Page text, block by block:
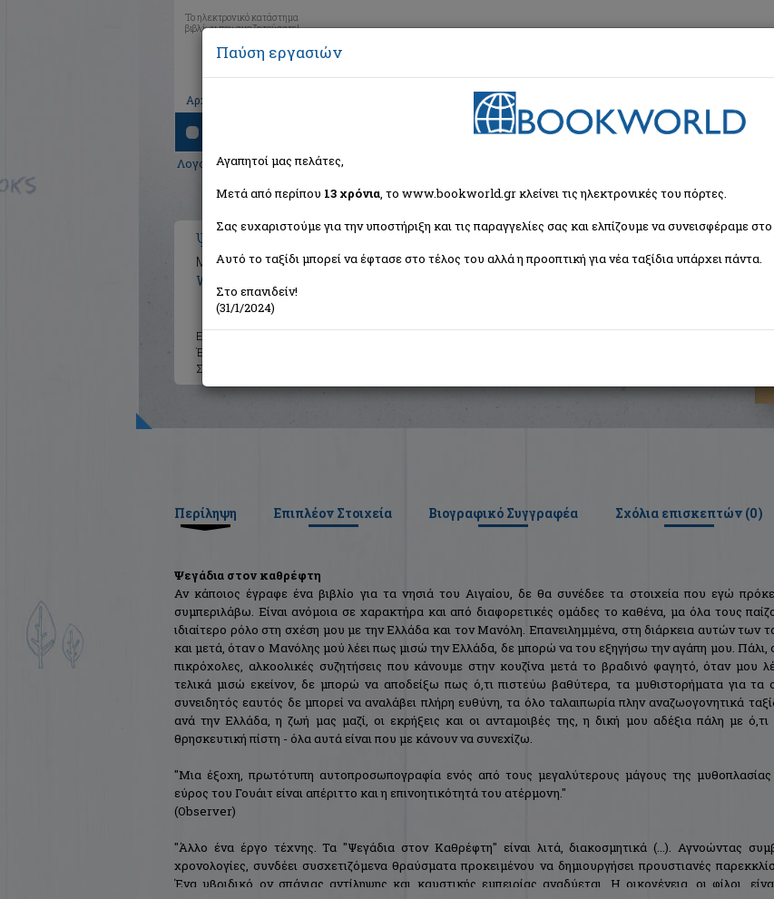
Το ηλεκτρονικό κατάστημα
βιβλίων που αναζητούσατε!
Αρχική
Λογοτεχνία>Μεταφρασμένη λογοτεχνία
Ψεγάδια στον καθρέφτη
Μια αυτοπροσωπογραφία
White Patrick
Εκδότης:
Έτος:
Σελίδες:
Περίληψη Επιπλέον Στοιχεία Βιογραφικό Συγγραφέα Σχόλια επισκεπτών (0)
Ψεγάδια στον καθρέφτη
Αν κάποιος έγραφε ένα βιβλίο για τα νησιά του Αιγαίου, δε θα συνέδεε τα στοιχεία που εγώ
συμπεριλάβω. Είναι ανόμοια σε χαρακτήρα και από διαφορετικές ομάδες το καθένα, μα όλα τους
ιδιαίτερο ρόλο στη σχέση μου με την Ελλάδα και τον Μανόλη. Επανειλημμένα, στη διάρκεια αυτών των
και μετά, όταν ο Μανόλης μού λέει πως μισώ την Ελλάδα, δε μπορώ να του εξηγήσω την αγάπη μου. Πάλι,
πικρόχολες, αλκοολικές συζητήσεις που κάνουμε στην κουζίνα μετά το βραδινό φαγητό, όταν μου
τελικά μισώ εκείνον, δε μπορώ να αποδείξω πως ό,τι πιστεύω βαθύτερα, τα μυθιστορήματα για τα
συνειδητός εαυτός δε μπορεί να αναλάβει πλήρη ευθύνη, τα όλο ταλαιπωρία πλην αναζωογονητικά
ανά την Ελλάδα, η ζωή μας μαζί, οι εκρήξεις και οι ανταμοιβές της, η δική μου αδέξια πάλη με
θρησκευτική πίστη - όλα αυτά είναι που με κάνουν να συνεχίζω.
"Μια έξοχη, πρωτότυπη αυτοπροσωπογραφία ενός από τους μεγαλύτερους μάγους της μυθοπλασίας
εύρος του Γουάιτ είναι απέριττο και η επινοητικότητά του ατέρμονη."
(Observer)
"Άλλο ένα έργο τέχνης. Τα "Ψεγάδια στον Καθρέφτη" είναι λιτά, διακοσμητικά (...). Αγνοώντας
χρονολογίες, συνδέει συσχετιζόμενα θραύσματα προκειμένου να δημιουργήσει προυστιανές
Ένα υβριδικό ον σπάνιας αντίληψης και καυστικής εμπειρίας αναδύεται. Η οικογένεια, οι φίλοι,
Παύση εργασιών
Αγαπητοί μας πελάτες,
Μετά από περίπου 13 χρόνια, το www.bookworld.gr κλείνει τις ηλεκτρονικές του πόρτες.
Σας ευχαριστούμε για την υποστήριξη και τις παραγγελίες σας και ελπίζουμε να συνεισφέραμε
Αυτό το ταξίδι μπορεί να έφτασε στο τέλος του αλλά η προοπτική για νέα ταξίδια υπάρχει πάντα.
Στο επανιδείν!
(31/1/2024)